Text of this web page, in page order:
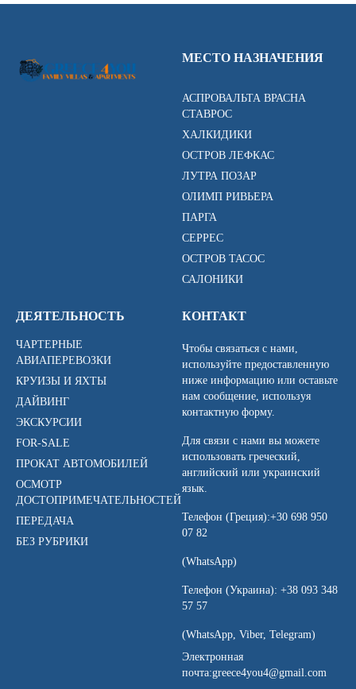
МЕСТО НАЗНАЧЕНИЯ
АСПРОВАЛЬТА ВРАСНА
СТАВРОС
ХАЛКИДИКИ
ОСТРОВ ЛЕФКАС
ЛУТРА ПОЗАР
ОЛИМП РИВЬЕРА
ПАРГА
СЕРРЕС
ОСТРОВ ТАСОС
САЛОНИКИ
ДЕЯТЕЛЬНОСТЬ
ЧАРТЕРНЫЕ
АВИАПЕРЕВОЗКИ
КРУИЗЫ И ЯХТЫ
ДАЙВИНГ
ЭКСКУРСИИ
FOR-SALE
ПРОКАТ АВТОМОБИЛЕЙ
ОСМОТР
ДОСТОПРИМЕЧАТЕЛЬНОСТЕЙ
ПЕРЕДАЧА
БЕЗ РУБРИКИ
КОНТАКТ
Чтобы связаться с нами,
используйте предоставленную
ниже информацию или оставьте
нам сообщение, используя
контактную форму.
Для связи с нами вы можете
использовать греческий,
английский или украинский
язык.
Телефон (Греция):+30 698 950
07 82
(WhatsApp)
Телефон (Украина): +38 093 348
57 57
(WhatsApp, Viber, Telegram)
Электронная
почта:greece4you4@gmail.com